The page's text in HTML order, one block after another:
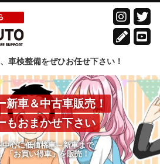
車検整備をぜひお任せ下さい！
新車＆中古車販売！
もおまかせ下さい
心に低価格車～新車まで
「お買い得車」を販売！